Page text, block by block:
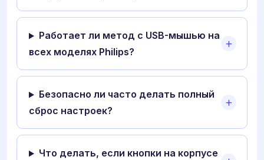
Работает ли метод с USB-мышью на
всех моделях Philips?
Безопасно ли часто делать полный
сброс настроек?
Что делать, если кнопки на корпусе